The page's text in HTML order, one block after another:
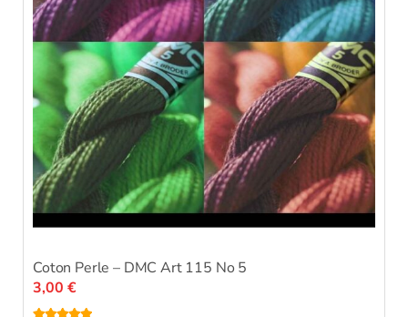
Coton Perle – DMC Art 115 No 5
3,00 €